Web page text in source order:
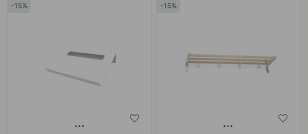
15 15